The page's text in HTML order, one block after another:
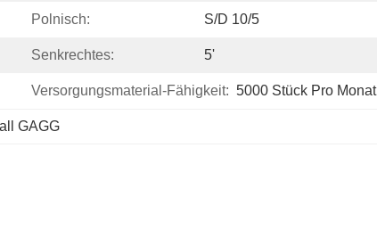
Polnisch: S/D 10/5
Senkrechtes: 5'
Versorgungsmaterial-Fähigkeit: 5000 Stück Pro Monat
GAGG